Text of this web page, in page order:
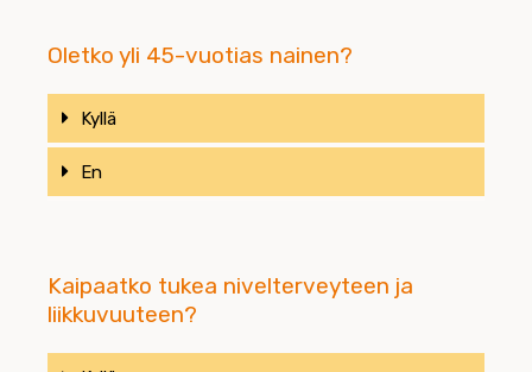
Oletko yli 45-vuotias nainen?
Kyllä
En
Kaipaatko tukea nivelterveyteen ja
liikkuvuuteen?